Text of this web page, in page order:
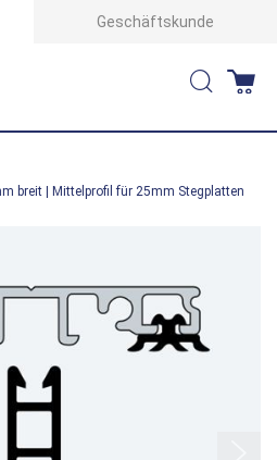
Geschäftskunde
Suche
breit | Mittelprofil für 25mm Stegplatten